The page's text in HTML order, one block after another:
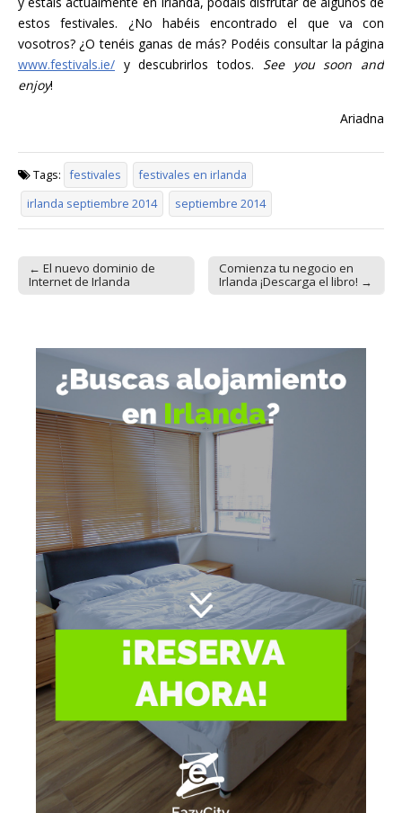
estos festivales. ¿No habéis encontrado el que va con
vosotros? ¿O tenéis ganas de más? Podéis consultar la página
www.festivals.ie/ y descubrirlos todos. See you soon and
enjoy!
Ariadna
Tags: festivales
festivales en irlanda
irlanda septiembre 2014
septiembre 2014
Post navigation
← El nuevo dominio de
Internet de Irlanda
Comienza tu negocio en
Irlanda ¡Descarga el libro! →